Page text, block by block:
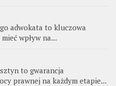
adwokata to kluczowa
wpływ na...
to gwarancja
prawnej na każdym etapie...